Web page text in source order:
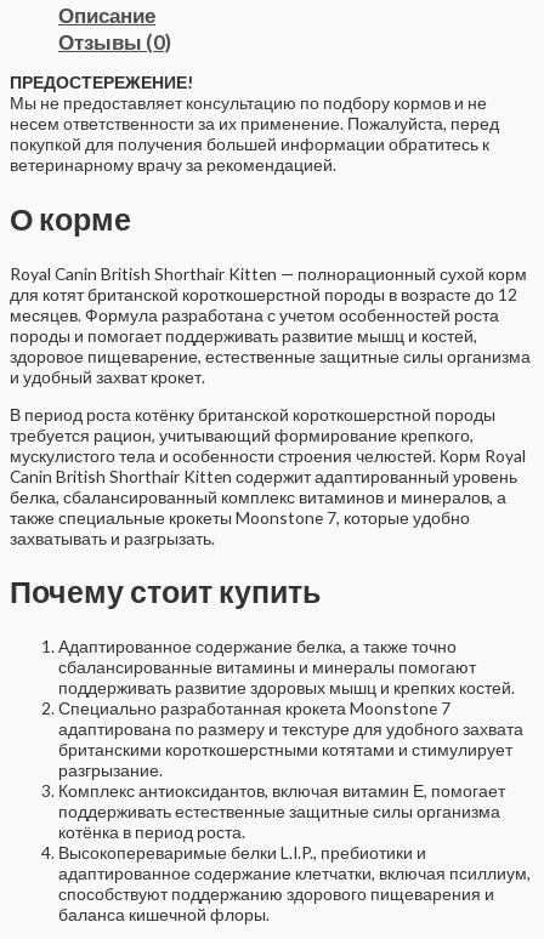
Описание
Отзывы (0)
ПРЕДОСТЕРЕЖЕНИЕ!
Мы не предоставляет консультацию по подбору кормов и не
несем ответственности за их применение. Пожалуйста, перед
покупкой для получения большей информации обратитесь к
ветеринарному врачу за рекомендацией.
О корме
Royal Canin British Shorthair Kitten — полнорационный сухой корм
для котят британской короткошерстной породы в возрасте до 12
месяцев. Формула разработана с учетом особенностей роста
породы и помогает поддерживать развитие мышц и костей,
здоровое пищеварение, естественные защитные силы организма
и удобный захват крокет.
В период роста котёнку британской короткошерстной породы
требуется рацион, учитывающий формирование крепкого,
мускулистого тела и особенности строения челюстей. Корм Royal
Canin British Shorthair Kitten содержит адаптированный уровень
белка, сбалансированный комплекс витаминов и минералов, а
также специальные крокеты Moonstone 7, которые удобно
захватывать и разгрызать.
Почему стоит купить
Адаптированное содержание белка, а также точно
сбалансированные витамины и минералы помогают
поддерживать развитие здоровых мышц и крепких костей.
Специально разработанная крокета Moonstone 7
адаптирована по размеру и текстуре для удобного захвата
британскими короткошерстными котятами и стимулирует
разгрызание.
Комплекс антиоксидантов, включая витамин Е, помогает
поддерживать естественные защитные силы организма
котёнка в период роста.
Высокопереваримые белки L.I.P., пребиотики и
адаптированное содержание клетчатки, включая псиллиум,
способствуют поддержанию здорового пищеварения и
баланса кишечной флоры.